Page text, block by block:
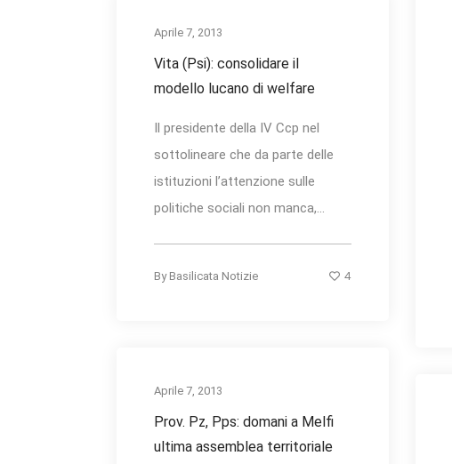
Aprile 7, 2013
Vita (Psi): consolidare il
modello lucano di welfare
Il presidente della IV Ccp nel
sottolineare che da parte delle
istituzioni l’attenzione sulle
politiche sociali non manca,...
By Basilicata Notizie 4
Aprile 7, 2013
Prov. Pz, Pps: domani a Melfi
ultima assemblea territoriale